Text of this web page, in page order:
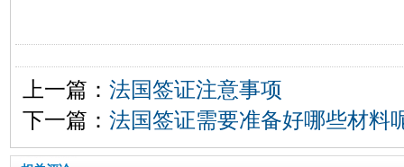
上一篇： 法国签证注意事项
下一篇： 法国签证需要准备好哪些材料